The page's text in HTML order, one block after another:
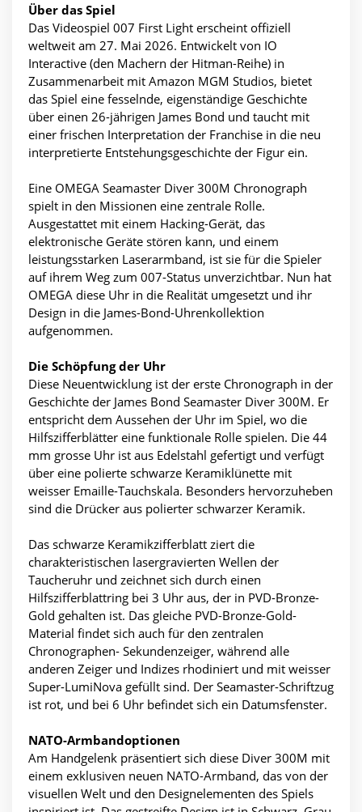
Über das Spiel
Das Videospiel 007 First Light erscheint offiziell
weltweit am 27. Mai 2026. Entwickelt von IO
Interactive (den Machern der Hitman-Reihe) in
Zusammenarbeit mit Amazon MGM Studios, bietet
das Spiel eine fesselnde, eigenständige Geschichte
über einen 26-jährigen James Bond und taucht mit
einer frischen Interpretation der Franchise in die neu
interpretierte Entstehungsgeschichte der Figur ein.
Eine OMEGA Seamaster Diver 300M Chronograph
spielt in den Missionen eine zentrale Rolle.
Ausgestattet mit einem Hacking-Gerät, das
elektronische Geräte stören kann, und einem
leistungsstarken Laserarmband, ist sie für die Spieler
auf ihrem Weg zum 007-Status unverzichtbar. Nun hat
OMEGA diese Uhr in die Realität umgesetzt und ihr
Design in die James-Bond-Uhrenkollektion
aufgenommen.
Die Schöpfung der Uhr
Diese Neuentwicklung ist der erste Chronograph in der
Geschichte der James Bond Seamaster Diver 300M. Er
entspricht dem Aussehen der Uhr im Spiel, wo die
Hilfszifferblätter eine funktionale Rolle spielen. Die 44
mm grosse Uhr ist aus Edelstahl gefertigt und verfügt
über eine polierte schwarze Keramiklünette mit
weisser Emaille-Tauchskala. Besonders hervorzuheben
sind die Drücker aus polierter schwarzer Keramik.
Das schwarze Keramikzifferblatt ziert die
charakteristischen lasergravierten Wellen der
Taucheruhr und zeichnet sich durch einen
Hilfszifferblattring bei 3 Uhr aus, der in PVD-Bronze-
Gold gehalten ist. Das gleiche PVD-Bronze-Gold-
Material findet sich auch für den zentralen
Chronographen- Sekundenzeiger, während alle
anderen Zeiger und Indizes rhodiniert und mit weisser
Super-LumiNova gefüllt sind. Der Seamaster-Schriftzug
ist rot, und bei 6 Uhr befindet sich ein Datumsfenster.
NATO-Armbandoptionen
Am Handgelenk präsentiert sich diese Diver 300M mit
einem exklusiven neuen NATO-Armband, das von der
visuellen Welt und den Designelementen des Spiels